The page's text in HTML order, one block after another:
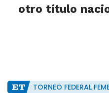
otro título
TORNEO FEDERAL